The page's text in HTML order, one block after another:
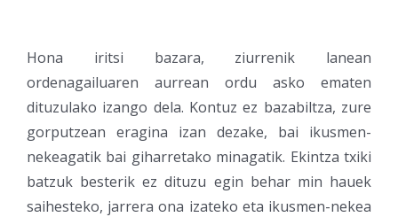
Hona iritsi bazara, ziurrenik lanean
ordenagailuaren aurrean ordu asko ematen
dituzulako izango dela. Kontuz ez bazabiltza, zure
gorputzean eragina izan dezake, bai ikusmen-
nekeagatik bai giharretako minagatik. Ekintza txiki
batzuk besterik ez dituzu egin behar min hauek
saihesteko, jarrera ona izateko eta ikusmen-nekea